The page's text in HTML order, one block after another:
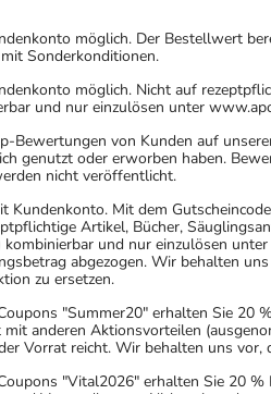
möglich. Der Bestellwert
Sonderkonditionen.
möglich. Nicht auf
und nur einzulösen unter
Bewertungen von Kunden auf
genutzt oder erworben haben.
nicht veröffentlicht.
Kundenkonto. Mit dem
Artikel, Bücher,
kombinierbar und nur einzulösen
abgezogen. Wir behalten
zu ersetzen.
"Summer20" erhalten Sie 20
anderen Aktionsvorteilen
Vorrat reicht. Wir behalten uns vor,
"Vital2026" erhalten Sie 20